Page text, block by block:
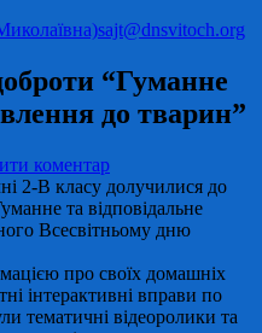
sajt@dnsvitoch.org
“Гуманне
до тварин”
коментар
2-В класу долучилися до
та відповідальне
Всесвітньому дню
про своїх домашніх
інтерактивні вправи по
тематичні відеоролики та